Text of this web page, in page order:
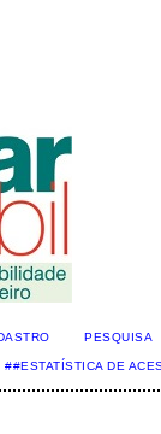
PESQUISA
##ESTATÍSTICA DE